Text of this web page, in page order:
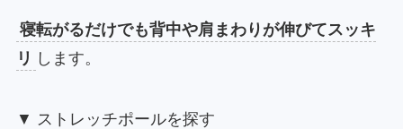
寝転がるだけでも背中や肩まわりが伸びてスッキ
リ します。
▼ ストレッチポールを探す